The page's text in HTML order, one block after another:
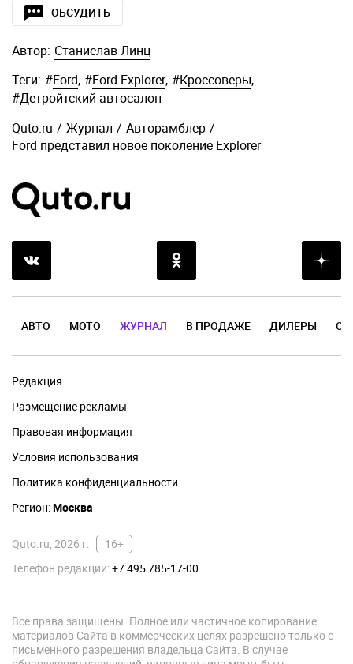
ОБСУДИТЬ
Автор: Станислав Линц
Теги: #Ford, #Ford Explorer, #Кроссоверы,
#Детройтский автосалон
Quto.ru / Журнал / Авторамблер /
Ford представил новое поколение Explorer
АВТО МОТО ЖУРНАЛ В ПРОДАЖЕ ДИЛЕРЫ
Редакция
Размещение рекламы
Правовая информация
Условия использования
Политика конфиденциальности
Регион:Москва
Quto.ru, 2026 г.
16+
Телефон редакции:+7 495 785-17-00
Все права защищены. Полное или частичное копирование
материалов Сайта в коммерческих целях разрешено только с
письменного разрешения владельца Сайта. В случае